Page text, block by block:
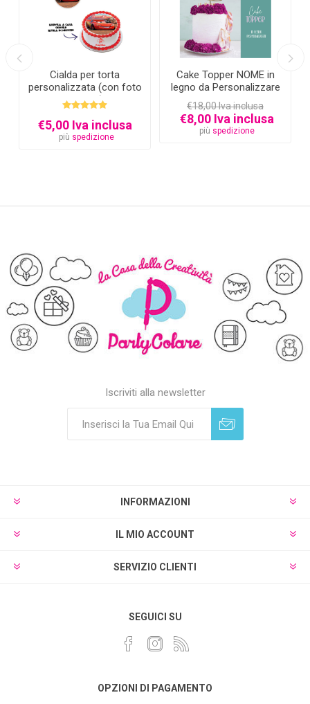
Cialda per torta
personalizzata (con foto
e testo)
€5,00 Iva inclusa
più spedizione
Cake Topper NOME in
legno da Personalizzare
€18,00 Iva inclusa
€8,00 Iva inclusa
più spedizione
Iscriviti alla newsletter
INFORMAZIONI
IL MIO ACCOUNT
SERVIZIO CLIENTI
SEGUICI SU
OPZIONI DI PAGAMENTO